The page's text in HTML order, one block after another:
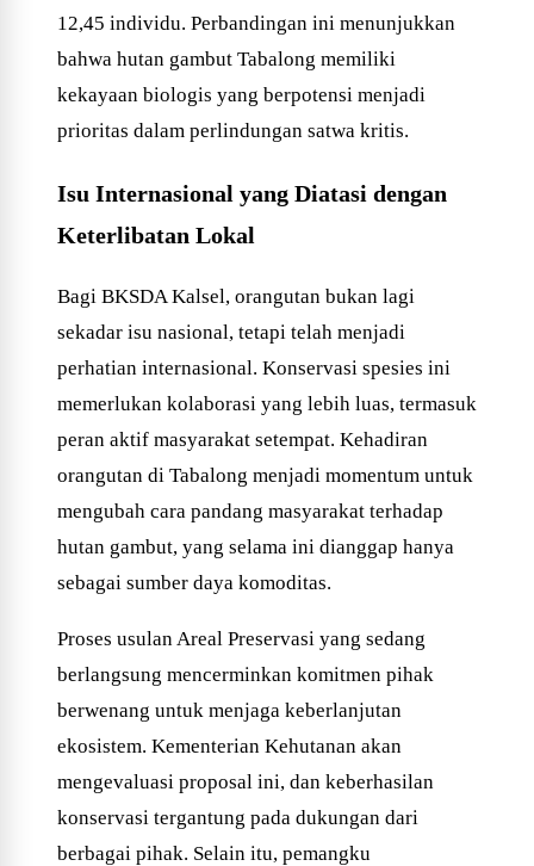
12,45 individu. Perbandingan ini menunjukkan
bahwa hutan gambut Tabalong memiliki
kekayaan biologis yang berpotensi menjadi
prioritas dalam perlindungan satwa kritis.
Isu Internasional yang Diatasi dengan
Keterlibatan Lokal
Bagi BKSDA Kalsel, orangutan bukan lagi
sekadar isu nasional, tetapi telah menjadi
perhatian internasional. Konservasi spesies ini
memerlukan kolaborasi yang lebih luas, termasuk
peran aktif masyarakat setempat. Kehadiran
orangutan di Tabalong menjadi momentum untuk
mengubah cara pandang masyarakat terhadap
hutan gambut, yang selama ini dianggap hanya
sebagai sumber daya komoditas.
Proses usulan Areal Preservasi yang sedang
berlangsung mencerminkan komitmen pihak
berwenang untuk menjaga keberlanjutan
ekosistem. Kementerian Kehutanan akan
mengevaluasi proposal ini, dan keberhasilan
konservasi tergantung pada dukungan dari
berbagai pihak. Selain itu, pemangku